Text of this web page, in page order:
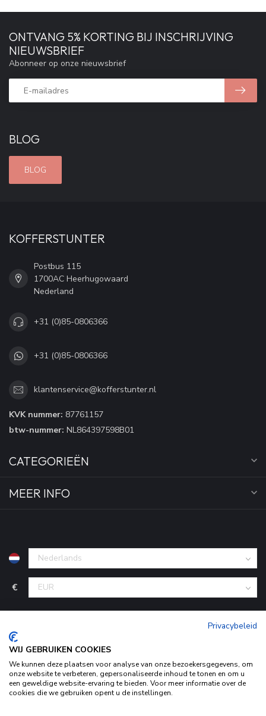
BLOG
BLOG
ONTVANG 5% KORTING BIJ INSCHRIJVING
NIEUWSBRIEF
Abonneer op onze nieuwsbrief
KOFFERSTUNTER
Postbus 115
1700AC Heerhugowaard
Nederland
+31 (0)85-0806366
+31 (0)85-0806366
klantenservice@kofferstunter.nl
KVK nummer: 87761157
btw-nummer: NL864397598B01
CATEGORIEËN
MEER INFO
€
© Copyright 2026 KofferStunter- Powered by
Privacybeleid
WIJ GEBRUIKEN COOKIES
We kunnen deze plaatsen voor analyse van onze bezoekersgegevens, om
onze website te verbeteren, gepersonaliseerde inhoud te tonen en om u
een geweldige website-ervaring te bieden. Voor meer informatie over de
cookies die we gebruiken opent u de instellingen.